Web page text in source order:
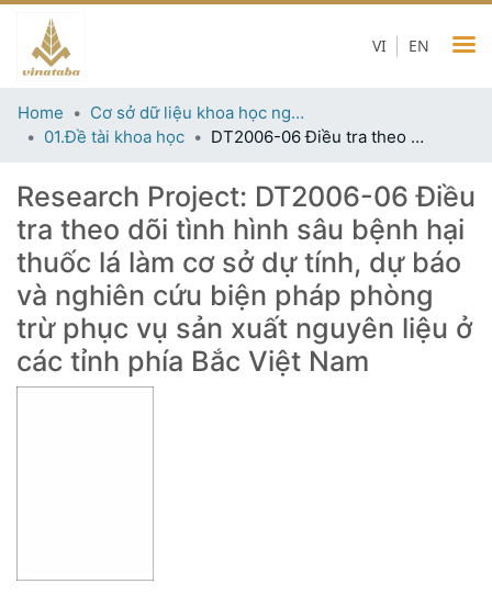
EN
VI
Home
Cơ sở dữ liệu khoa học ngành thuốc lá
01.Đề tài khoa học
DT2006-06 Điều tra theo dõi tình hình sâu bệnh hại thuốc lá làm cơ sở dự tính, dự báo và nghiên cứu biện pháp phòng trừ phục vụ sản xuất nguyên liệu ở các tỉnh phía Bắc Việt Nam
Research Project: DT2006-06 Điều
tra theo dõi tình hình sâu bệnh hại
thuốc lá làm cơ sở dự tính, dự báo
và nghiên cứu biện pháp phòng
trừ phục vụ sản xuất nguyên liệu ở
các tỉnh phía Bắc Việt Nam